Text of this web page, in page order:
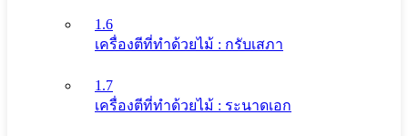
1.6
เครื่องตีที่ทําด้วยไม้ : กรับเสภา
1.7
เครื่องตีที่ทําด้วยไม้ : ระนาดเอก